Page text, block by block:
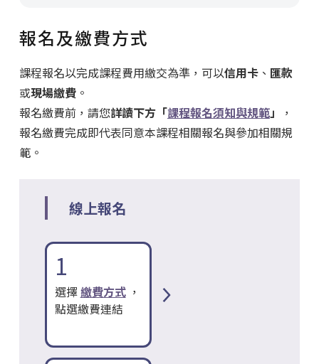
報名及繳費方式
課程報名以完成課程費用繳交為準，可以信用卡、 匯款
或現場繳費。
報名繳費前，請您詳讀下方「課程報名須知與規範」
，
報名繳費完成即代表同意本課程相關報名與參加相關規
範。
線上報名
1
選擇繳費方式，
點選繳費連結